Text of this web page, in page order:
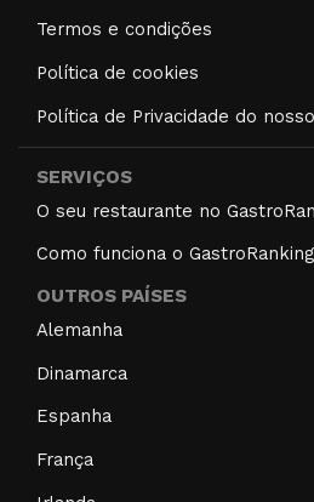
Termos e condições
Política de cookies
Política de Privacidade do
SERVIÇOS
O seu restaurante no
Como funciona o
OUTROS PAÍSES
Alemanha
Dinamarca
Espanha
França